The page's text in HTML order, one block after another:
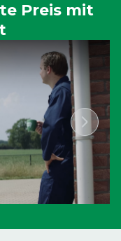
Preis mit